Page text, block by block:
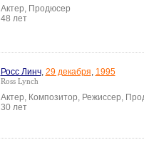
Актер, Продюсер
48 лет
Росс Линч, 29 декабря, 1995
Ross Lynch
Актер, Композитор, Режиссер,
30 лет